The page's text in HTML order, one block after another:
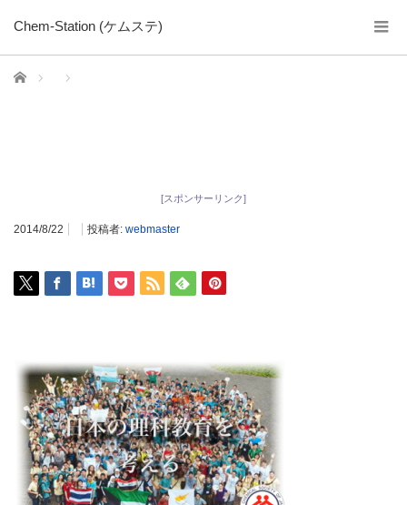
Chem-Station (ケムステ)
ホーム
[スポンサーリンク]
2014/8/22 投稿者: webmaster